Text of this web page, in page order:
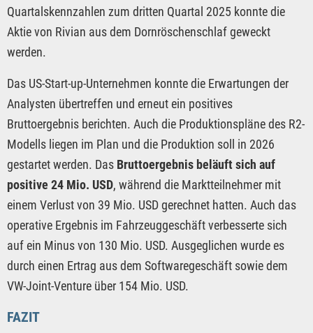
Quartalskennzahlen zum dritten Quartal 2025 konnte die
Aktie von Rivian aus dem Dornröschenschlaf geweckt
werden.
Das US-Start-up-Unternehmen konnte die Erwartungen der
Analysten übertreffen und erneut ein positives
Bruttoergebnis berichten. Auch die Produktionspläne des R2-
Modells liegen im Plan und die Produktion soll in 2026
gestartet werden. Das Bruttoergebnis beläuft sich auf
positive 24 Mio. USD, während die Marktteilnehmer mit
einem Verlust von 39 Mio. USD gerechnet hatten. Auch das
operative Ergebnis im Fahrzeuggeschäft verbesserte sich
auf ein Minus von 130 Mio. USD. Ausgeglichen wurde es
durch einen Ertrag aus dem Softwaregeschäft sowie dem
VW-Joint-Venture über 154 Mio. USD.
FAZIT